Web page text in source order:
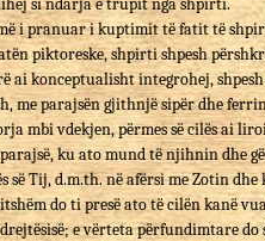
i pranuar i kuptimit të fatit të
piktoreske, shpirti shpesh
ai konceptualisht integrohej, shpesh
me parajsën gjithnjë sipër dhe
mbi vdekjen, përmes së cilës ai
ku ato mund të njihnin dhe
Tij, d.m.th. në afërsi me Zotin dhe
do ti presë ato të cilën kanë
e vërteta përfundimtare do